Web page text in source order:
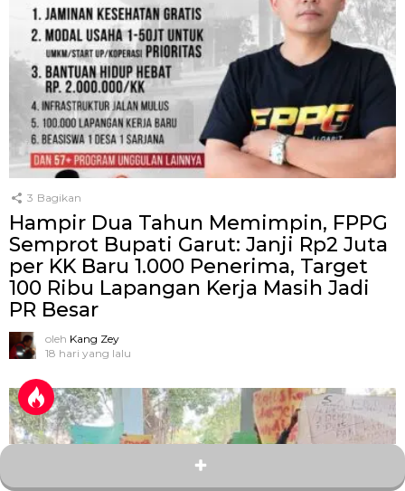
3 Bagikan
Hampir Dua Tahun Memimpin, FPPG
Semprot Bupati Garut: Janji Rp2 Juta
per KK Baru 1.000 Penerima, Target
100 Ribu Lapangan Kerja Masih Jadi
PR Besar
oleh Kang Zey
18 hari yang lalu